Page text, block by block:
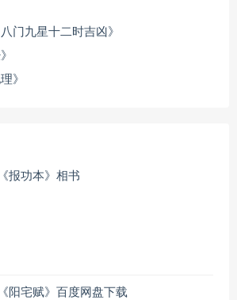
门九星十二时吉凶》
》
《报功本》相书
《阳宅赋》百度网盘下载